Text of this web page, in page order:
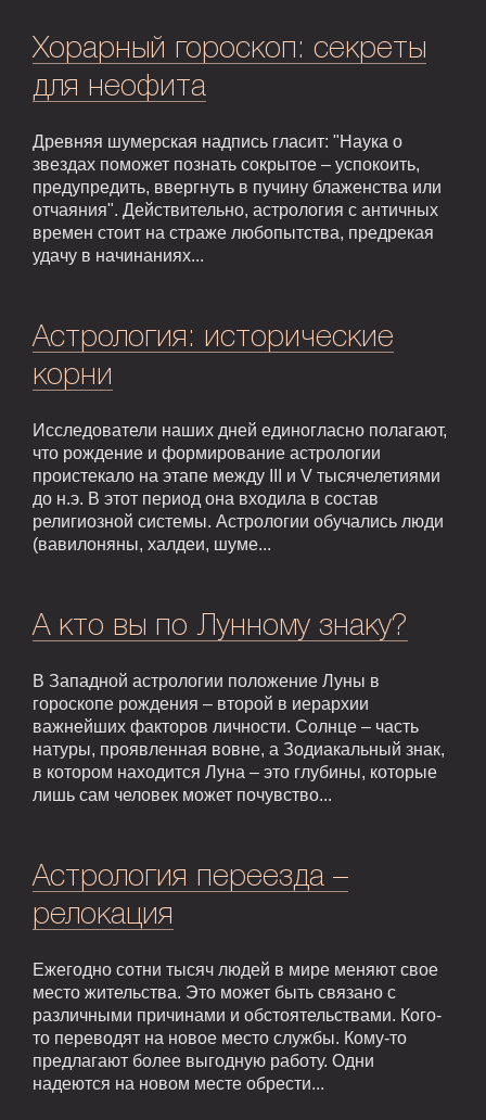
Хорарный гороскоп: секреты
для неофита
Древняя шумерская надпись гласит: "Наука о
звездах поможет познать сокрытое – успокоить,
предупредить, ввергнуть в пучину блаженства или
отчаяния". Действительно, астрология с античных
времен стоит на страже любопытства, предрекая
удачу в начинаниях...
Астрология: исторические
корни
Исследователи наших дней единогласно полагают,
что рождение и формирование астрологии
проистекало на этапе между III и V тысячелетиями
до н.э. В этот период она входила в состав
религиозной системы. Астрологии обучались люди
(вавилоняны, халдеи, шуме...
А кто вы по Лунному знаку?
В Западной астрологии положение Луны в
гороскопе рождения – второй в иерархии
важнейших факторов личности. Солнце – часть
натуры, проявленная вовне, а Зодиакальный знак,
в котором находится Луна – это глубины, которые
лишь сам человек может почувство...
Астрология переезда –
релокация
Ежегодно сотни тысяч людей в мире меняют свое
место жительства. Это может быть связано с
различными причинами и обстоятельствами. Кого-
то переводят на новое место службы. Кому-то
предлагают более выгодную работу. Одни
надеются на новом месте обрести...